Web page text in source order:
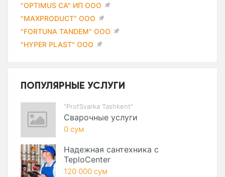
"OPTIMUS CA" ИП ООО
"MAXPRODUCT" ООО
"FORTUNA TANDEM" ООО
"HYPER PLAST" ООО
ПОПУЛЯРНЫЕ УСЛУГИ
"ProfSvarka Tashkent"
Сварочные услуги
0 сум
Надежная сантехника с
TeploCenter
120 000 сум